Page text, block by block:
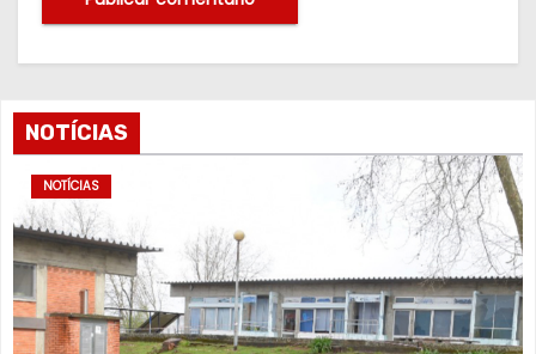
NOTÍCIAS
NOTÍCIAS